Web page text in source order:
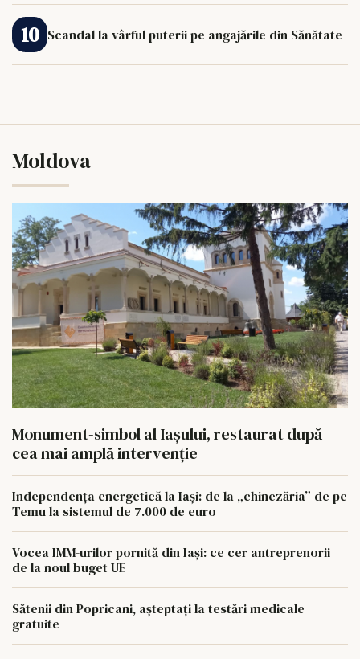
Scandal la vârful puterii pe angajările din Sănătate
Moldova
Monument-simbol al Iaşului, restaurat după
cea mai amplă intervenţie
Independența energetică la Iași: de la „chinezăria” de pe
Temu la sistemul de 7.000 de euro
Vocea IMM-urilor pornită din Iași: ce cer antreprenorii
de la noul buget UE
Sătenii din Popricani, așteptați la testări medicale
gratuite